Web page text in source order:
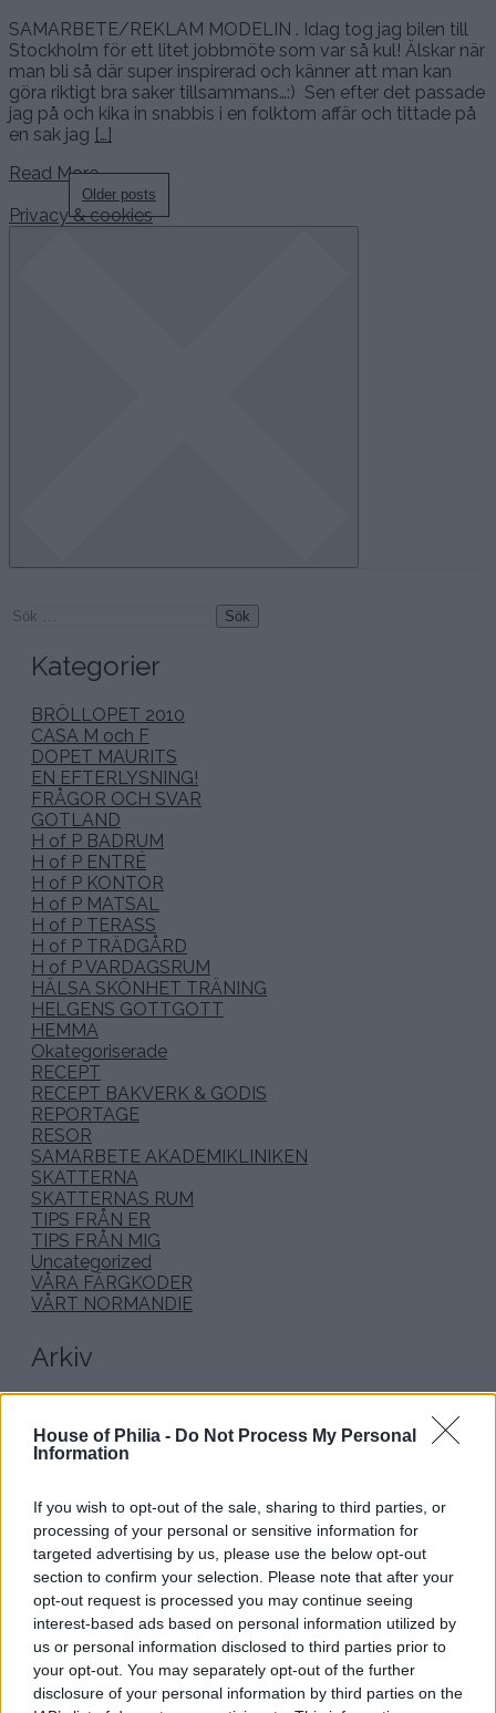
House of Philia - Do Not Process My Personal
Information
If you wish to opt-out of the sale, sharing to third parties, or
processing of your personal or sensitive information for
targeted advertising by us, please use the below opt-out
section to confirm your selection. Please note that after your
opt-out request is processed you may continue seeing
interest-based ads based on personal information utilized by
us or personal information disclosed to third parties prior to
your opt-out. You may separately opt-out of the further
disclosure of your personal information by third parties on the
SAMARBETE/REKLAM MODELIN . Idag tog jag bilen till
Stockholm för ett litet jobbmöte som var så kul! Älskar när
man bli så där super inspirerad och känner att man kan
göra riktigt bra saker tillsammans…:) Sen efter det passade
jag på och kika in snabbis i en folktom affär och tittade på
en sak jag […]
Read More…
navigation
Older posts
Privacy & cookies
Sök
Kategorier
BRÖLLOPET 2010
CASA M och F
DOPET MAURITS
EN EFTERLYSNING!
FRÅGOR OCH SVAR
GOTLAND
H of P BADRUM
H of P ENTRÉ
H of P KONTOR
H of P MATSAL
H of P TERASS
H of P TRÄDGÅRD
H of P VARDAGSRUM
HÄLSA SKÖNHET TRÄNING
HELGENS GOTTGOTT
HEMMA
Okategoriserade
RECEPT
RECEPT BAKVERK & GODIS
REPORTAGE
RESOR
SAMARBETE AKADEMIKLINIKEN
SKATTERNA
SKATTERNAS RUM
TIPS FRÅN ER
TIPS FRÅN MIG
Uncategorized
VÅRA FÄRGKODER
VÅRT NORMANDIE
Arkiv
december 2025
november 2025
augusti 2025
juli 2025
juni 2025
maj 2025
april 2025
mars 2025
februari 2025
januari 2025
december 2024
november 2024